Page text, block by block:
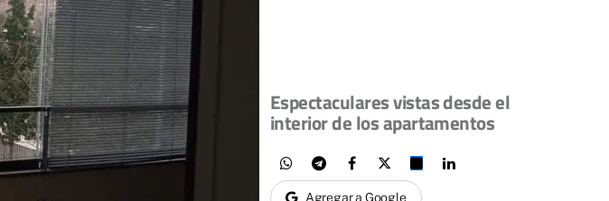
Espectaculares vistas desde el
interior de los apartamentos
Agregar a Google